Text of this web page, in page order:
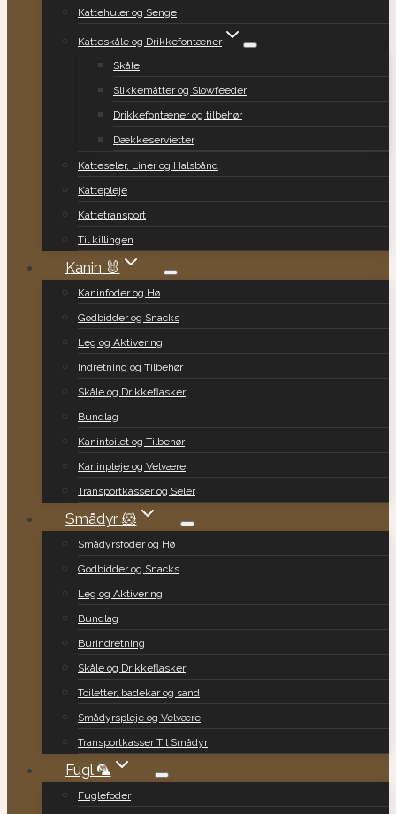
Kattehuler og Senge
Katteskåle og Drikkefontæner
Skåle
Slikkemåtter og Slowfeeder
Drikkefontæner og tilbehør
Dækkeservietter
Katteseler, Liner og Halsbånd
Kattepleje
Kattetransport
Til killingen
Kanin 🐰
Kaninfoder og Hø
Godbidder og Snacks
Leg og Aktivering
Indretning og Tilbehør
Skåle og Drikkeflasker
Bundlag
Kanintoilet og Tilbehør
Kaninpleje og Velvære
Transportkasser og Seler
Smådyr 🐹
Smådyrsfoder og Hø
Godbidder og Snacks
Leg og Aktivering
Bundlag
Burindretning
Skåle og Drikkeflasker
Toiletter, badekar og sand
Smådyrspleje og Velvære
Transportkasser Til Smådyr
Fugl 🦜
Fuglefoder